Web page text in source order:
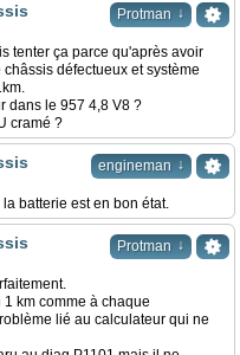
Protman ↓
tenter ça parce qu'après avoir
défectueux et système
dans le 957 4,8 V8 ?
cramé ?
engineman ↓
batterie est en bon état.
Protman ↓
km comme à chaque
lié au calculateur qui ne